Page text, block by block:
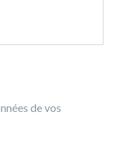
de vos